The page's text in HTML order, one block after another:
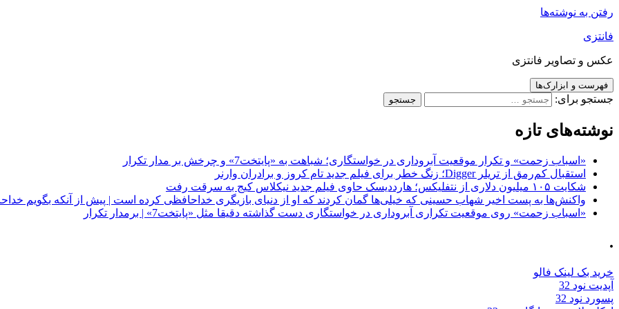
رفتن به نوشته‌ها
فانتزی
عکس و تصاویر فانتزی
فهرست و ابزارک‌ها
جستجو برای:
نوشته‌های تازه
«اسباب زحمت» و تکرار موقعیت آبروداری در خواستگاری؛ شباهت به «پایتخت7» و چرخش بر مدار تکرار
استقبال کم‌رمق از تریلر Digger؛ زنگ خطر برای فیلم جدید تام کروز و برادران وارنر
شکایت ۱۰۵ میلیون دلاری از نتفلیکس؛ هارددیسک حاوی فیلم جدید نیکلاس کیج به سرقت رفت
واکنش‌ها به پست اخیر شهاب حسینی که خیلی‌ها گمان کردند که او از دنیای بازیگری خداحافظی کرده است | پیش از آنکه بگویم
«اسباب زحمت» روی موقعیت تکراری آبروداری در خواستگاری دست گذاشته دقیقا مثل «پایتخت7» | برمدار تکرار
.
خرید بک لینک فالو
آپدیت نود 32
پسورد نود 32